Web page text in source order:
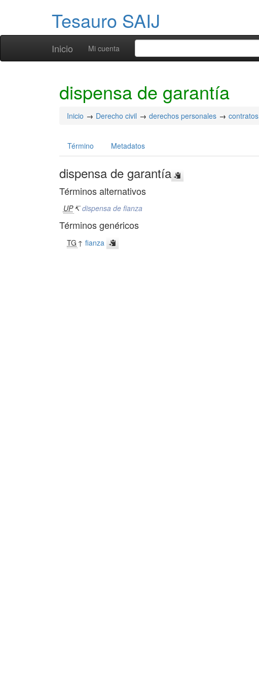
Tesauro SAIJ
Inicio Mi cuenta
dispensa de garantía
Inicio Derecho civil derechos personales contratos
Término Metadatos
dispensa de garantía
Términos alternativos
UP ↸dispensa de fianza
Términos genéricos
TG ↑fianza